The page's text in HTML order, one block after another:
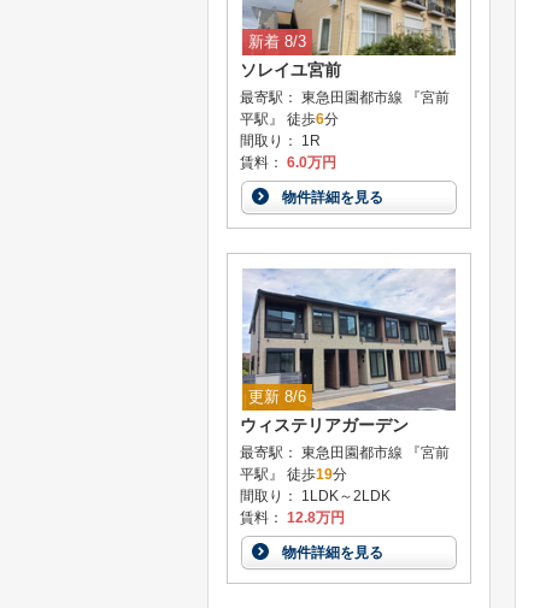
新着 8/3
ソレイユ宮前
最寄駅： 東急田園都市線 『宮前
平駅』 徒歩6分
間取り： 1R
賃料： 6.0万円
物件詳細を見る
更新 8/6
ウィステリアガーデン
最寄駅： 東急田園都市線 『宮前
平駅』 徒歩19分
間取り： 1LDK～2LDK
賃料： 12.8万円
物件詳細を見る